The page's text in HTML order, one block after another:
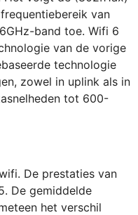
van
band toe. Wifi 6
van de vorige
technologie
zowel in uplink als in
tot 600-
De prestaties van
De gemiddelde
het verschil